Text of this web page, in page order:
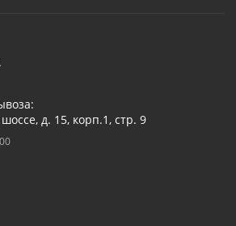
д. 15, корп.1, стр. 9